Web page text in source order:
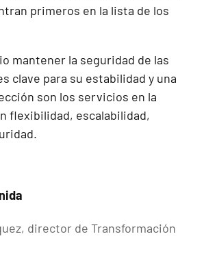
primeros en la lista de los
mantener la seguridad de las
clave para su estabilidad y una
son los servicios en la
flexibilidad, escalabilidad,
director de Transformación